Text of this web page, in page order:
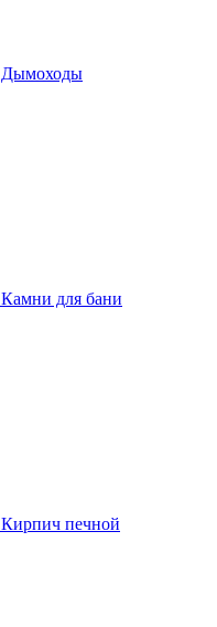
Дымоходы
Камни для бани
Кирпич печной